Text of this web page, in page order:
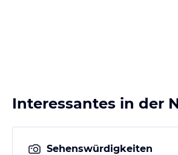
Interessantes in der
Sehenswürdigkeiten